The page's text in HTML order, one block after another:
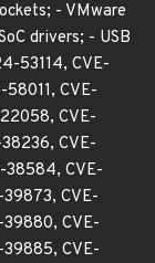
- VMware
drivers; - USB
53114, CVE-
CVE-
CVE-
CVE-
CVE-
CVE-
CVE-
CVE-